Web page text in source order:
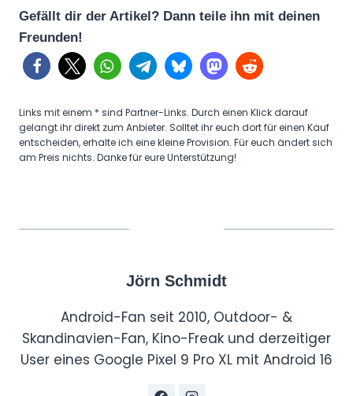
Gefällt dir der Artikel? Dann teile ihn mit deinen
Freunden!
Links mit einem * sind Partner-Links. Durch einen Klick darauf
gelangt ihr direkt zum Anbieter. Solltet ihr euch dort für einen Kauf
entscheiden, erhalte ich eine kleine Provision. Für euch ändert sich
am Preis nichts. Danke für eure Unterstützung!
Jörn Schmidt
Android-Fan seit 2010, Outdoor- &
Skandinavien-Fan, Kino-Freak und derzeitiger
User eines Google Pixel 9 Pro XL mit Android 16